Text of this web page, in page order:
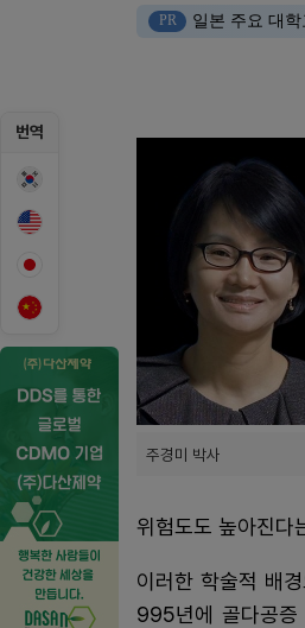
번역
PR 일본 주요 대
주경미 박사
위험도도 높아진다
이러한 학술적 배
995년에 골다공증